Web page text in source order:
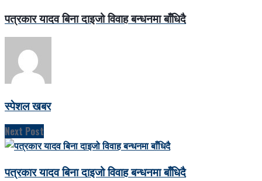
पत्रकार यादव बिना दाइजो विवाह बन्धनमा बाँधिदै
स्पेशल खबर
Next Post
पत्रकार यादव बिना दाइजो विवाह बन्धनमा बाँधिदै